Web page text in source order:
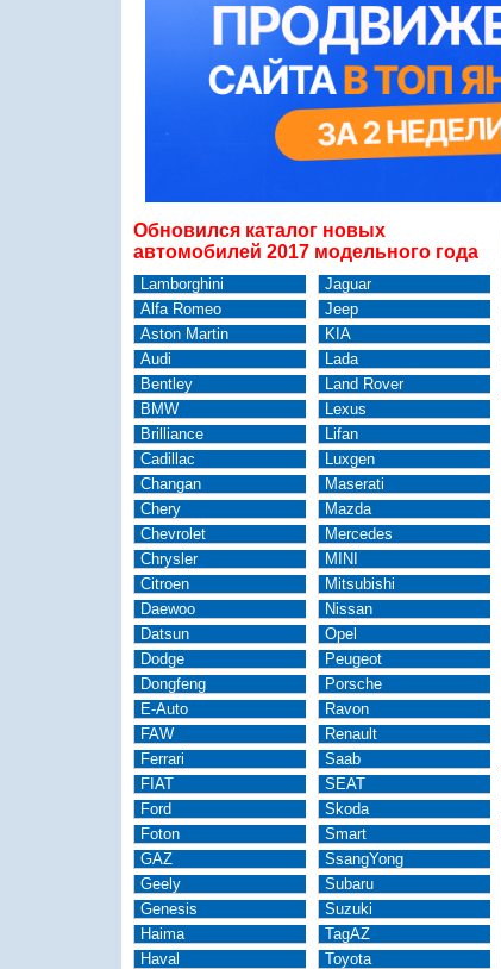
Обновился каталог новых
автомобилей 2017 модельного года
Lamborghini
Alfa Romeo
Aston Martin
Audi
Bentley
BMW
Brilliance
Cadillac
Changan
Chery
Chevrolet
Chrysler
Citroen
Daewoo
Datsun
Dodge
Dongfeng
E-Auto
FAW
Ferrari
FIAT
Ford
Foton
GAZ
Geely
Genesis
Haima
Haval
Jaguar
Jeep
KIA
Lada
Land Rover
Lexus
Lifan
Luxgen
Maserati
Mazda
Mercedes
MINI
Mitsubishi
Nissan
Opel
Peugeot
Porsche
Ravon
Renault
Saab
SEAT
Skoda
Smart
SsangYong
Subaru
Suzuki
TagAZ
Toyota